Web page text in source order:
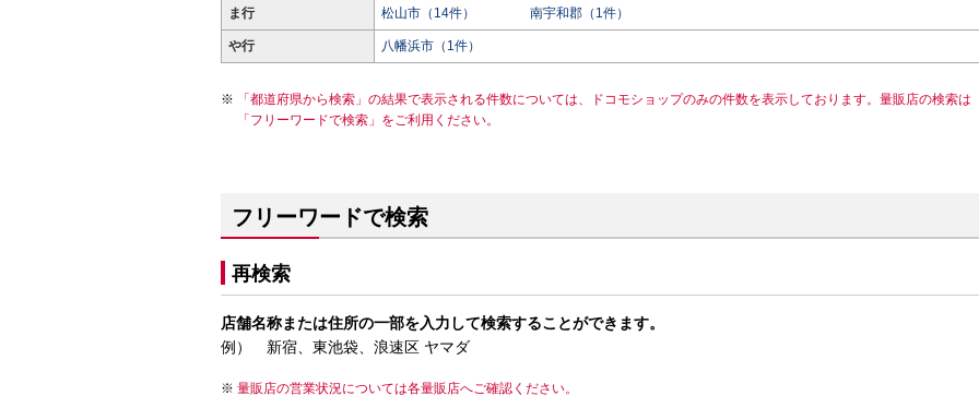
ま行 松山市（14件） 南宇和郡（1件）
や行 八幡浜市（1件）
「都道府県から検索」の結果で表示される件数については、ドコモショップのみの件数を表示しております。量販店の検索は
「フリーワードで検索」をご利用ください。
フリーワードで検索
再検索
店舗名称または住所の一部を入力して検索することができます。
例） 新宿、東池袋、浪速区 ヤマダ
量販店の営業状況については各量販店へご確認ください。